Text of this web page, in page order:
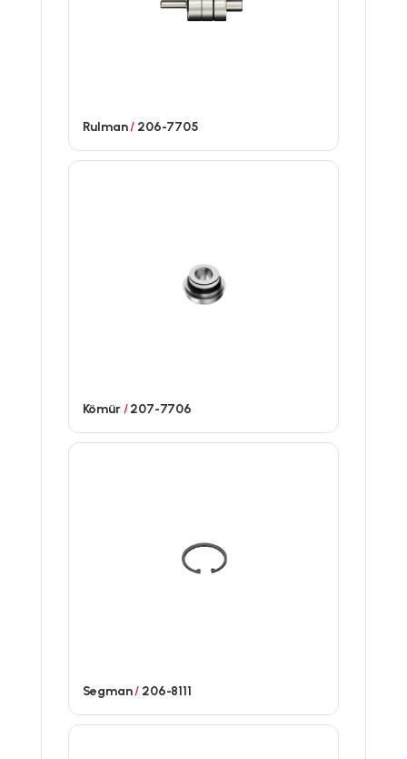
Rulman/ 206-7705
Kömür/207-7706
Segman/ 206-8111